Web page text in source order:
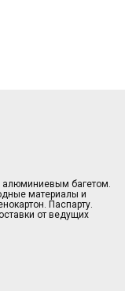
алюминиевым багетом.
материалы и
Паспарту.
от ведущих